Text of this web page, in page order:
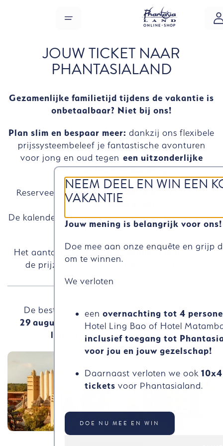
MENU
JOUW TICKET NAAR
PHANTASIALAND
Gezamenlijke familietijd tijdens de vakantie is
onbetaalbaar? Niet bij ons!
Plan slim en bespaar meer: dankzij ons flexibele
prijssysteembeleef je fantastische avonturen
voor jong en oud tegen een uitzonderlijke
prijs-kwaliteitverhouding.
Reserveer nu snel je tickets
dag – al vanaf € 38!
De kalender toont dagelijks de beste beschikbare
ticketprijzen.
Het aantal tickets per bezoekdag is beperkt en
de prijzen kunnen op elk moment stijgen.
De beste zomer in het beste pretpark:T/m
29 augustus 2026zijn we elke dageen uur
langer
open –tot19:00 uur!
NEEM DEEL EN WIN EEN
VAKANTIE
Jouw mening is belangrijk voor ons!
Doe mee aan onze enquête en grijp
om te winnen.
We verloten
eenovernachting tot 4
Hotel Ling Bao of Hotel
inclusief toegang tot
voor jou en jouw gezelschap!
Daarnaast verloten we ook10x4
ticketsvoor Phantasialand.
DOE NU MEE EN WIN